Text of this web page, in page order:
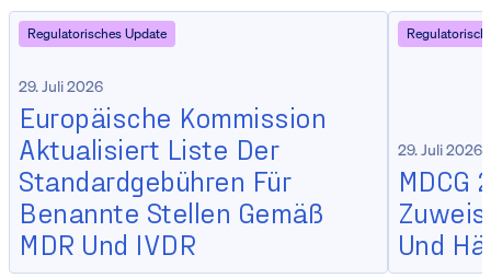
Regulatorisches Update
29. Juli 2026
Europäische Kommission
Aktualisiert Liste Der
Standardgebühren Für
Benannte Stellen Gemäß
MDR Und IVDR
29. Juli 2026
MDCG
Und